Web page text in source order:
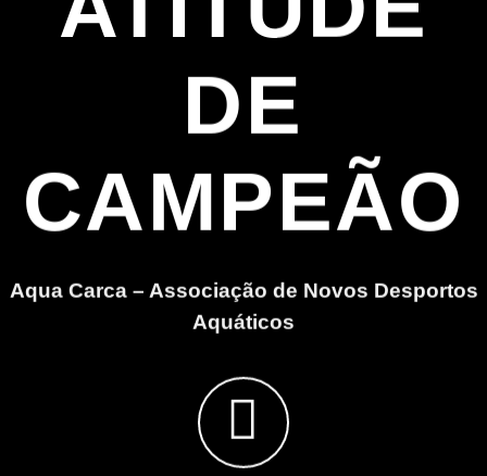
DE
CAMPEÃO
Aqua Carca – Associação de Novos Desportos
Aquáticos